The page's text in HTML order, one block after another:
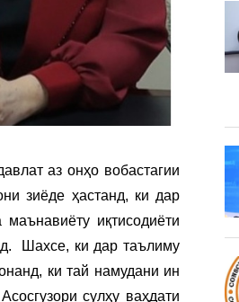
аз онҳо вобастагии
зиёде ҳастанд, ки дар
иқтисодиёти
Шахсе, ки дар таълиму
ки тай намудани ин
сулҳу ваҳдати